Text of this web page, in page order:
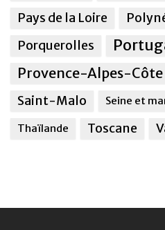
Pays de la Loire
Porquerolles
Provence-Alpes-
Saint-Malo Seine et
Thaïlande Toscane